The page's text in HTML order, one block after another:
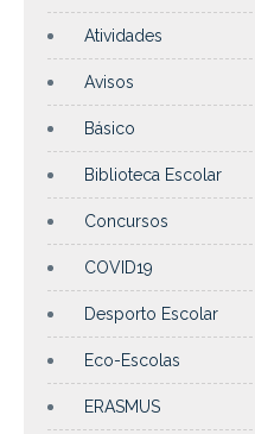
Atividades
Avisos
Básico
Biblioteca Escolar
Concursos
COVID19
Desporto Escolar
Eco-Escolas
ERASMUS